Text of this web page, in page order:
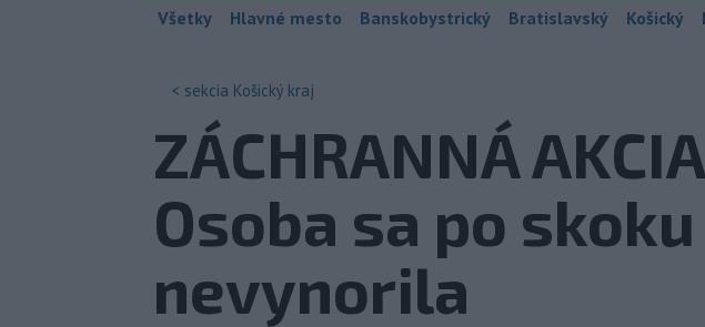
Všetky Hlavné mesto Banskobystrický Bratislavský Košický
< sekcia Košický kraj
ZÁCHRANNÁ
Osoba sa po
nevynorila